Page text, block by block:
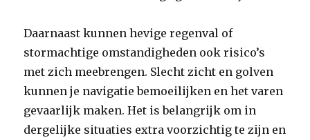
Daarnaast kunnen hevige regenval of
stormachtige omstandigheden ook risico’s
met zich meebrengen. Slecht zicht en golven
kunnen je navigatie bemoeilijken en het varen
gevaarlijk maken. Het is belangrijk om in
dergelijke situaties extra voorzichtig te zijn en